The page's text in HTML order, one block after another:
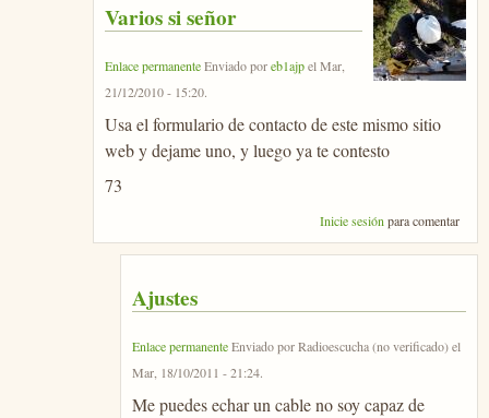
Varios si señor
Enlace permanenteEnviado poreb1ajpelMar,
21/12/2010 - 15:20.
Usa el formulario de contacto de este mismo sitio
web y dejame uno, y luego ya te contesto
73
Inicie sesión para comentar
Ajustes
Enlace permanenteEnviado porRadioescucha (no verificado)el
Mar, 18/10/2011 - 21:24.
Me puedes echar un cable no soy capaz de